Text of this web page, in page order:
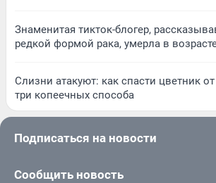
Знаменитая тикток-блогер,
редкой формой рака, умерла в
Слизни атакуют: как спасти цветник
три копеечных способа
Подписаться на новости
Сообщить новость